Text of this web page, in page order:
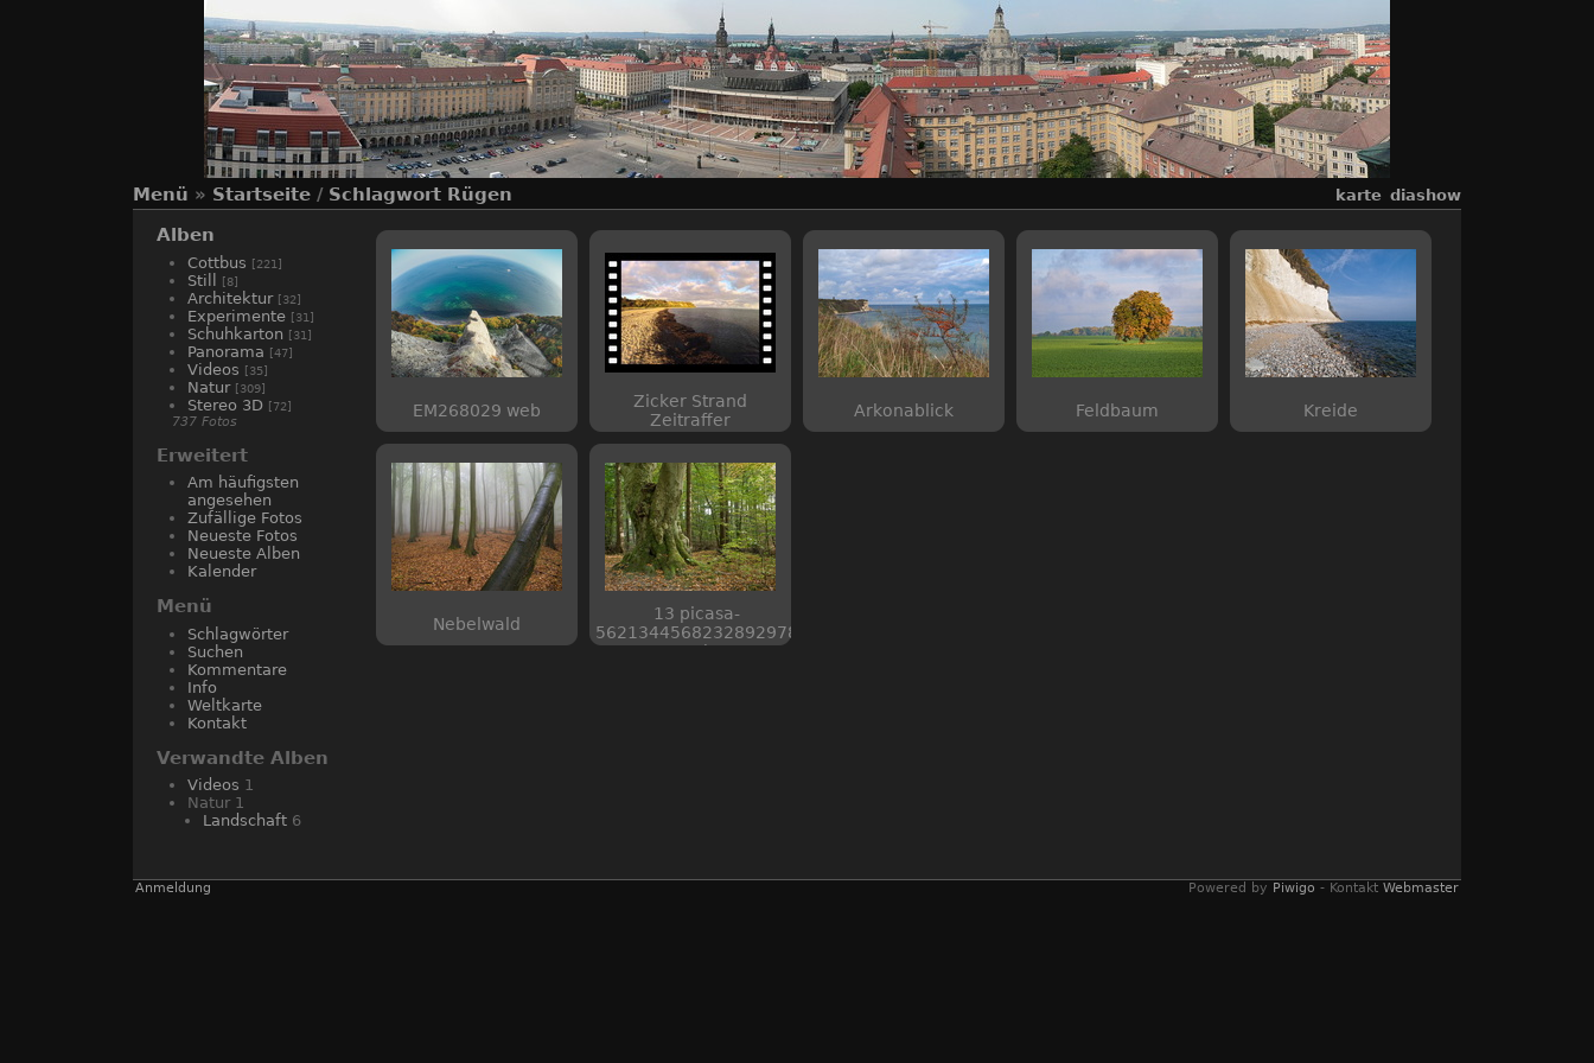
Menü » Startseite / Schlagwort Rügen karte diashow
Alben
Cottbus [221]
Still [8]
Architektur [32]
Experimente [31]
Schuhkarton [31]
Panorama [47]
Videos [35]
Natur [309]
Stereo 3D [72]
737 Fotos
Erweitert
Am häufigsten
angesehen
Zufällige Fotos
Neueste Fotos
Neueste Alben
Kalender
Menü
Schlagwörter
Suchen
Kommentare
Info
Weltkarte
Kontakt
Verwandte Alben
Videos 1
Natur 1
Landschaft 6
EM268029 web
Zicker Strand
Zeitraffer
Arkonablick Feldbaum Kreide
Nebelwald
13 picasa-
5621344568232892978
web
Anmeldung Powered by Piwigo - Kontakt Webmaster